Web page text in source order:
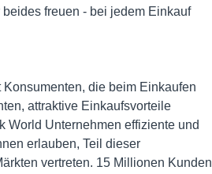
freuen - bei jedem Einkauf
die beim Einkaufen
attraktive Einkaufsvorteile
World Unternehmen effiziente und
erlauben, Teil dieser
vertreten. 15 Millionen Kunden